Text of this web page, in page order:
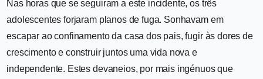
Nas horas que se seguiram a este incidente, os três
adolescentes forjaram planos de fuga. Sonhavam em
escapar ao confinamento da casa dos pais, fugir às dores de
crescimento e construir juntos uma vida nova e
independente. Estes devaneios, por mais ingénuos que